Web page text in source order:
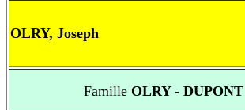
OLRY, Joseph
Famille OLRY - DUPONT